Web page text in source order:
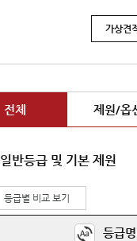
가상견
전체 제원/옵
일반등급 및 기본 제원
등급별 비교 보기
등급